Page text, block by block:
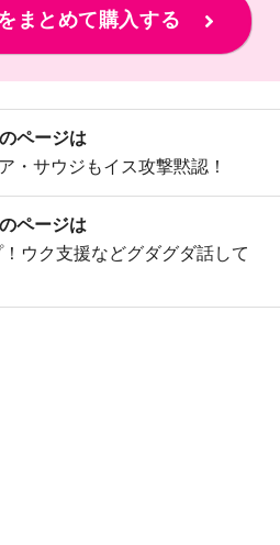
まとめて購入する
ページは
ウク支援などグダグダ話して
ページは
・サウジもイス攻撃黙認！